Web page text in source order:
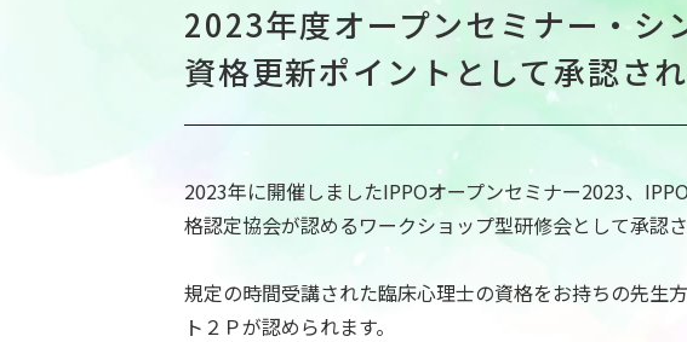
2023年度オープンセミナー・シ
資格更新ポイントとして承認さ
2023年に開催しましたIPPOオープンセミナー2023、
格認定協会が認めるワークショップ型研修会として承認
規定の時間受講された臨床心理士の資格をお持ちの先生
ト２Ｐが認められます。